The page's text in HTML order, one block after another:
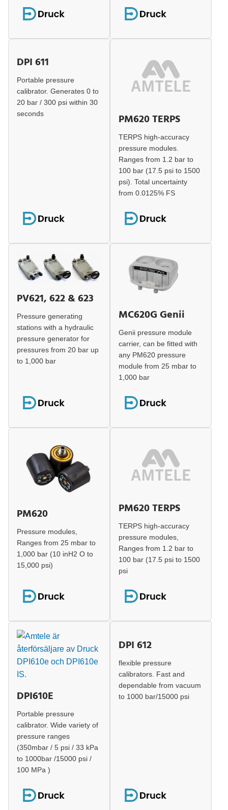
DPI 611
Portable pressure
calibrator. Generates 0 to
20 bar / 300 psi within 30
seconds
PM620 TERPS
TERPS high-accuracy
pressure modules.
Ranges from 1.2 bar to
100 bar (17.5 psi to 1500
psi). Total uncertainty
from 0.0125% FS
PV621, 622 & 623
Pressure generating
stations with a hydraulic
pressure generator for
pressures from 20 bar up
to 1,000 bar
MC620G Genii
Genii pressure module
carrier, can be fitted with
any PM620 pressure
module from 25 mbar to
1,000 bar
PM620
Pressure modules,
Ranges from 25 mbar to
1,000 bar (10 inH2 O to
15,000 psi)
PM620 TERPS
TERPS high-accuracy
pressure modules,
Ranges from 1.2 bar to
100 bar (17.5 psi to 1500
psi
DPI610E
Portable pressure
calibrator. Wide variety of
pressure ranges
(350mbar / 5 psi / 33 kPa
to 1000bar /15000 psi /
100 MPa )
DPI 612
flexible pressure
calibrators. Fast and
dependable from vacuum
to 1000 bar/15000 psi